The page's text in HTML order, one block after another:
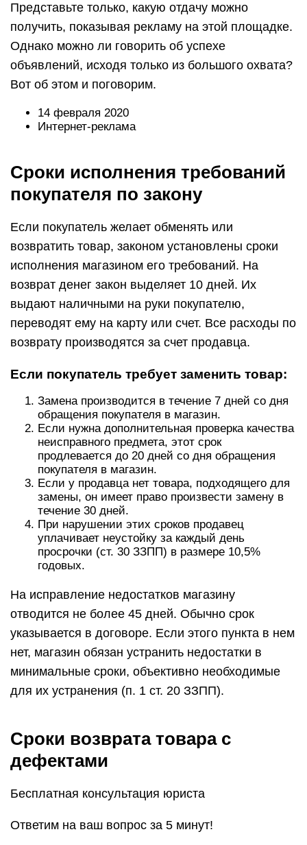
Представьте только, какую отдачу можно
получить, показывая рекламу на этой площадке.
Однако можно ли говорить об успехе
объявлений, исходя только из большого охвата?
Вот об этом и поговорим.
14 февраля 2020
Интернет-реклама
Сроки исполнения требований
покупателя по закону
Если покупатель желает обменять или
возвратить товар, законом установлены сроки
исполнения магазином его требований. На
возврат денег закон выделяет 10 дней. Их
выдают наличными на руки покупателю,
переводят ему на карту или счет. Все расходы по
возврату производятся за счет продавца.
Если покупатель требует заменить товар:
Замена производится в течение 7 дней со дня
обращения покупателя в магазин.
Если нужна дополнительная проверка качества
неисправного предмета, этот срок
продлевается до 20 дней со дня обращения
покупателя в магазин.
Если у продавца нет товара, подходящего для
замены, он имеет право произвести замену в
течение 30 дней.
При нарушении этих сроков продавец
уплачивает неустойку за каждый день
просрочки (ст. 30 ЗЗПП) в размере 10,5%
годовых.
На исправление недостатков магазину
отводится не более 45 дней. Обычно срок
указывается в договоре. Если этого пункта в нем
нет, магазин обязан устранить недостатки в
минимальные сроки, объективно необходимые
для их устранения (п. 1 ст. 20 ЗЗПП).
Сроки возврата товара с
дефектами
Бесплатная консультация юриста
Ответим на ваш вопрос за 5 минут!